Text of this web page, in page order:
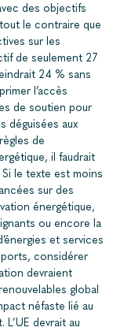
des objectifs
le contraire que
sur les
de seulement 27
24 % sans
l’accès
de soutien pour
déguisées aux
de
il faudrait
le texte est moins
sur des
énergétique,
ou encore la
et services
considérer
devraient
global
néfaste lié au
devrait au